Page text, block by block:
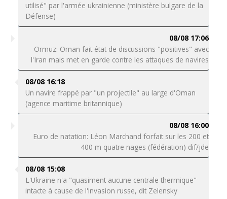
utilisé" par l'armée ukrainienne (ministère bulgare de la
Défense)
08/08 17:06
Ormuz: Oman fait état de discussions "positives" avec
l'Iran mais met en garde contre les attaques de navires
08/08 16:18
Un navire frappé par "un projectile" au large d'Oman
(agence maritime britannique)
08/08 16:00
Euro de natation: Léon Marchand forfait sur les 200 et
400 m quatre nages (fédération) dif/jde
08/08 15:08
L'Ukraine n'a "quasiment aucune centrale thermique"
intacte à cause de l'invasion russe, dit Zelensky